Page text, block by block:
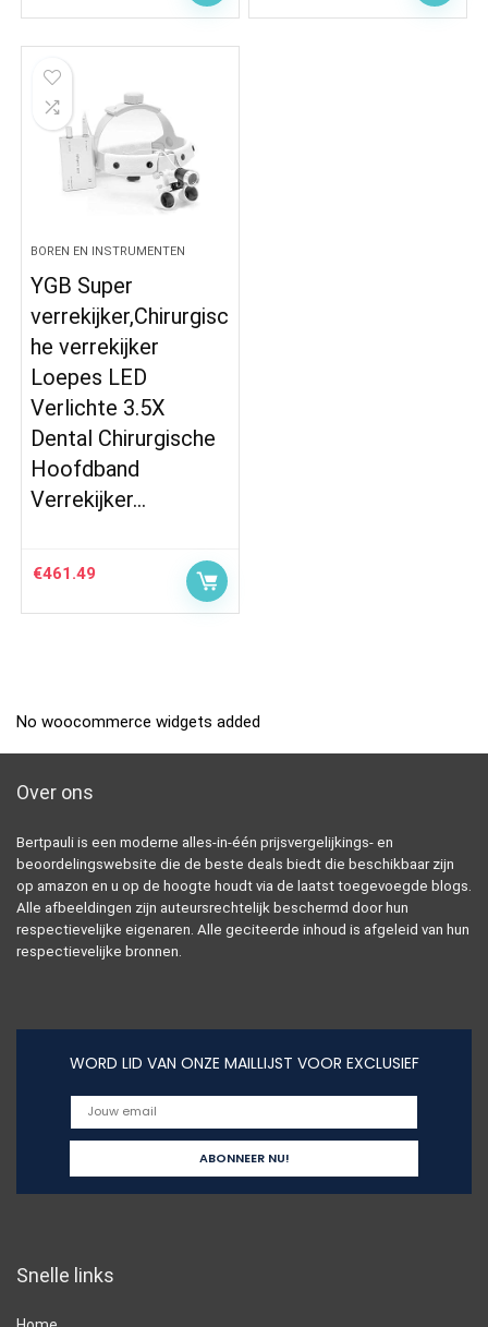
BOREN EN INSTRUMENTEN
YGB Super
verrekijker,Chirurgisc
he verrekijker
Loepes LED
Verlichte 3.5X
Dental Chirurgische
Hoofdband
Verrekijker…
€461.49
No woocommerce widgets added
Over ons
Bertpauli is een moderne alles-in-één prijsvergelijkings- en
beoordelingswebsite die de beste deals biedt die beschikbaar zijn
op amazon en u op de hoogte houdt via de laatst toegevoegde blogs.
Alle afbeeldingen zijn auteursrechtelijk beschermd door hun
respectievelijke eigenaren. Alle geciteerde inhoud is afgeleid van hun
respectievelijke bronnen.
WORD LID VAN ONZE MAILLIJST VOOR EXCLUSIEF
Snelle links